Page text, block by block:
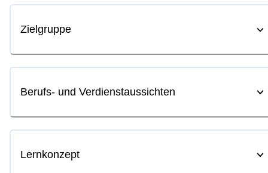
Zielgruppe
Berufs- und Verdienstaussichten
Lernkonzept